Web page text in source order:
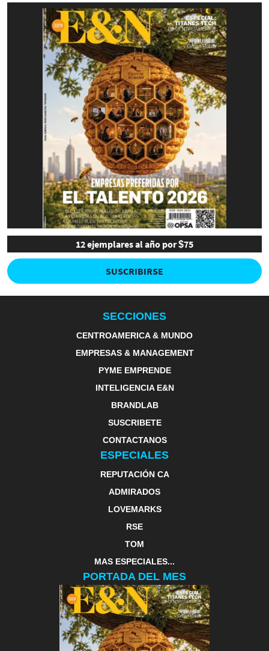
12 ejemplares al año por $75
SUSCRIBIRSE
SECCIONES
CENTROAMERICA & MUNDO
EMPRESAS & MANAGEMENT
PYME EMPRENDE
INTELIGENCIA E&N
BRANDLAB
SUSCRIBETE
CONTACTANOS
ESPECIALES
REPUTACIÓN CA
ADMIRADOS
LOVEMARKS
RSE
TOM
MAS ESPECIALES...
PORTADA DEL MES